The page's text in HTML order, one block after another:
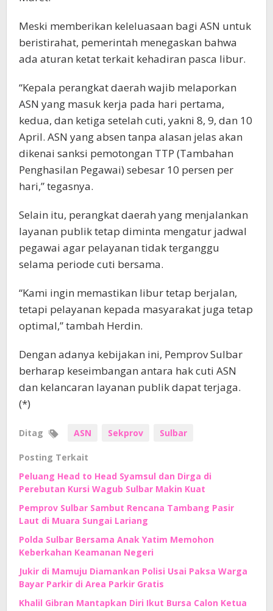
Meski memberikan keleluasaan bagi ASN untuk
beristirahat, pemerintah menegaskan bahwa
ada aturan ketat terkait kehadiran pasca libur.
“Kepala perangkat daerah wajib melaporkan
ASN yang masuk kerja pada hari pertama,
kedua, dan ketiga setelah cuti, yakni 8, 9, dan 10
April. ASN yang absen tanpa alasan jelas akan
dikenai sanksi pemotongan TTP (Tambahan
Penghasilan Pegawai) sebesar 10 persen per
hari,” tegasnya.
Selain itu, perangkat daerah yang menjalankan
layanan publik tetap diminta mengatur jadwal
pegawai agar pelayanan tidak terganggu
selama periode cuti bersama.
“Kami ingin memastikan libur tetap berjalan,
tetapi pelayanan kepada masyarakat juga tetap
optimal,” tambah Herdin.
Dengan adanya kebijakan ini, Pemprov Sulbar
berharap keseimbangan antara hak cuti ASN
dan kelancaran layanan publik dapat terjaga.
(*)
Ditag ASN Sekprov Sulbar
Posting Terkait
Peluang Head to Head Syamsul dan Dirga di
Perebutan Kursi Wagub Sulbar Makin Kuat
Pemprov Sulbar Sambut Rencana Tambang Pasir
Laut di Muara Sungai Lariang
Polda Sulbar Bersama Anak Yatim Memohon
Keberkahan Keamanan Negeri
Jukir di Mamuju Diamankan Polisi Usai Paksa Warga
Bayar Parkir di Area Parkir Gratis
Khalil Gibran Mantapkan Diri Ikut Bursa Calon Ketua